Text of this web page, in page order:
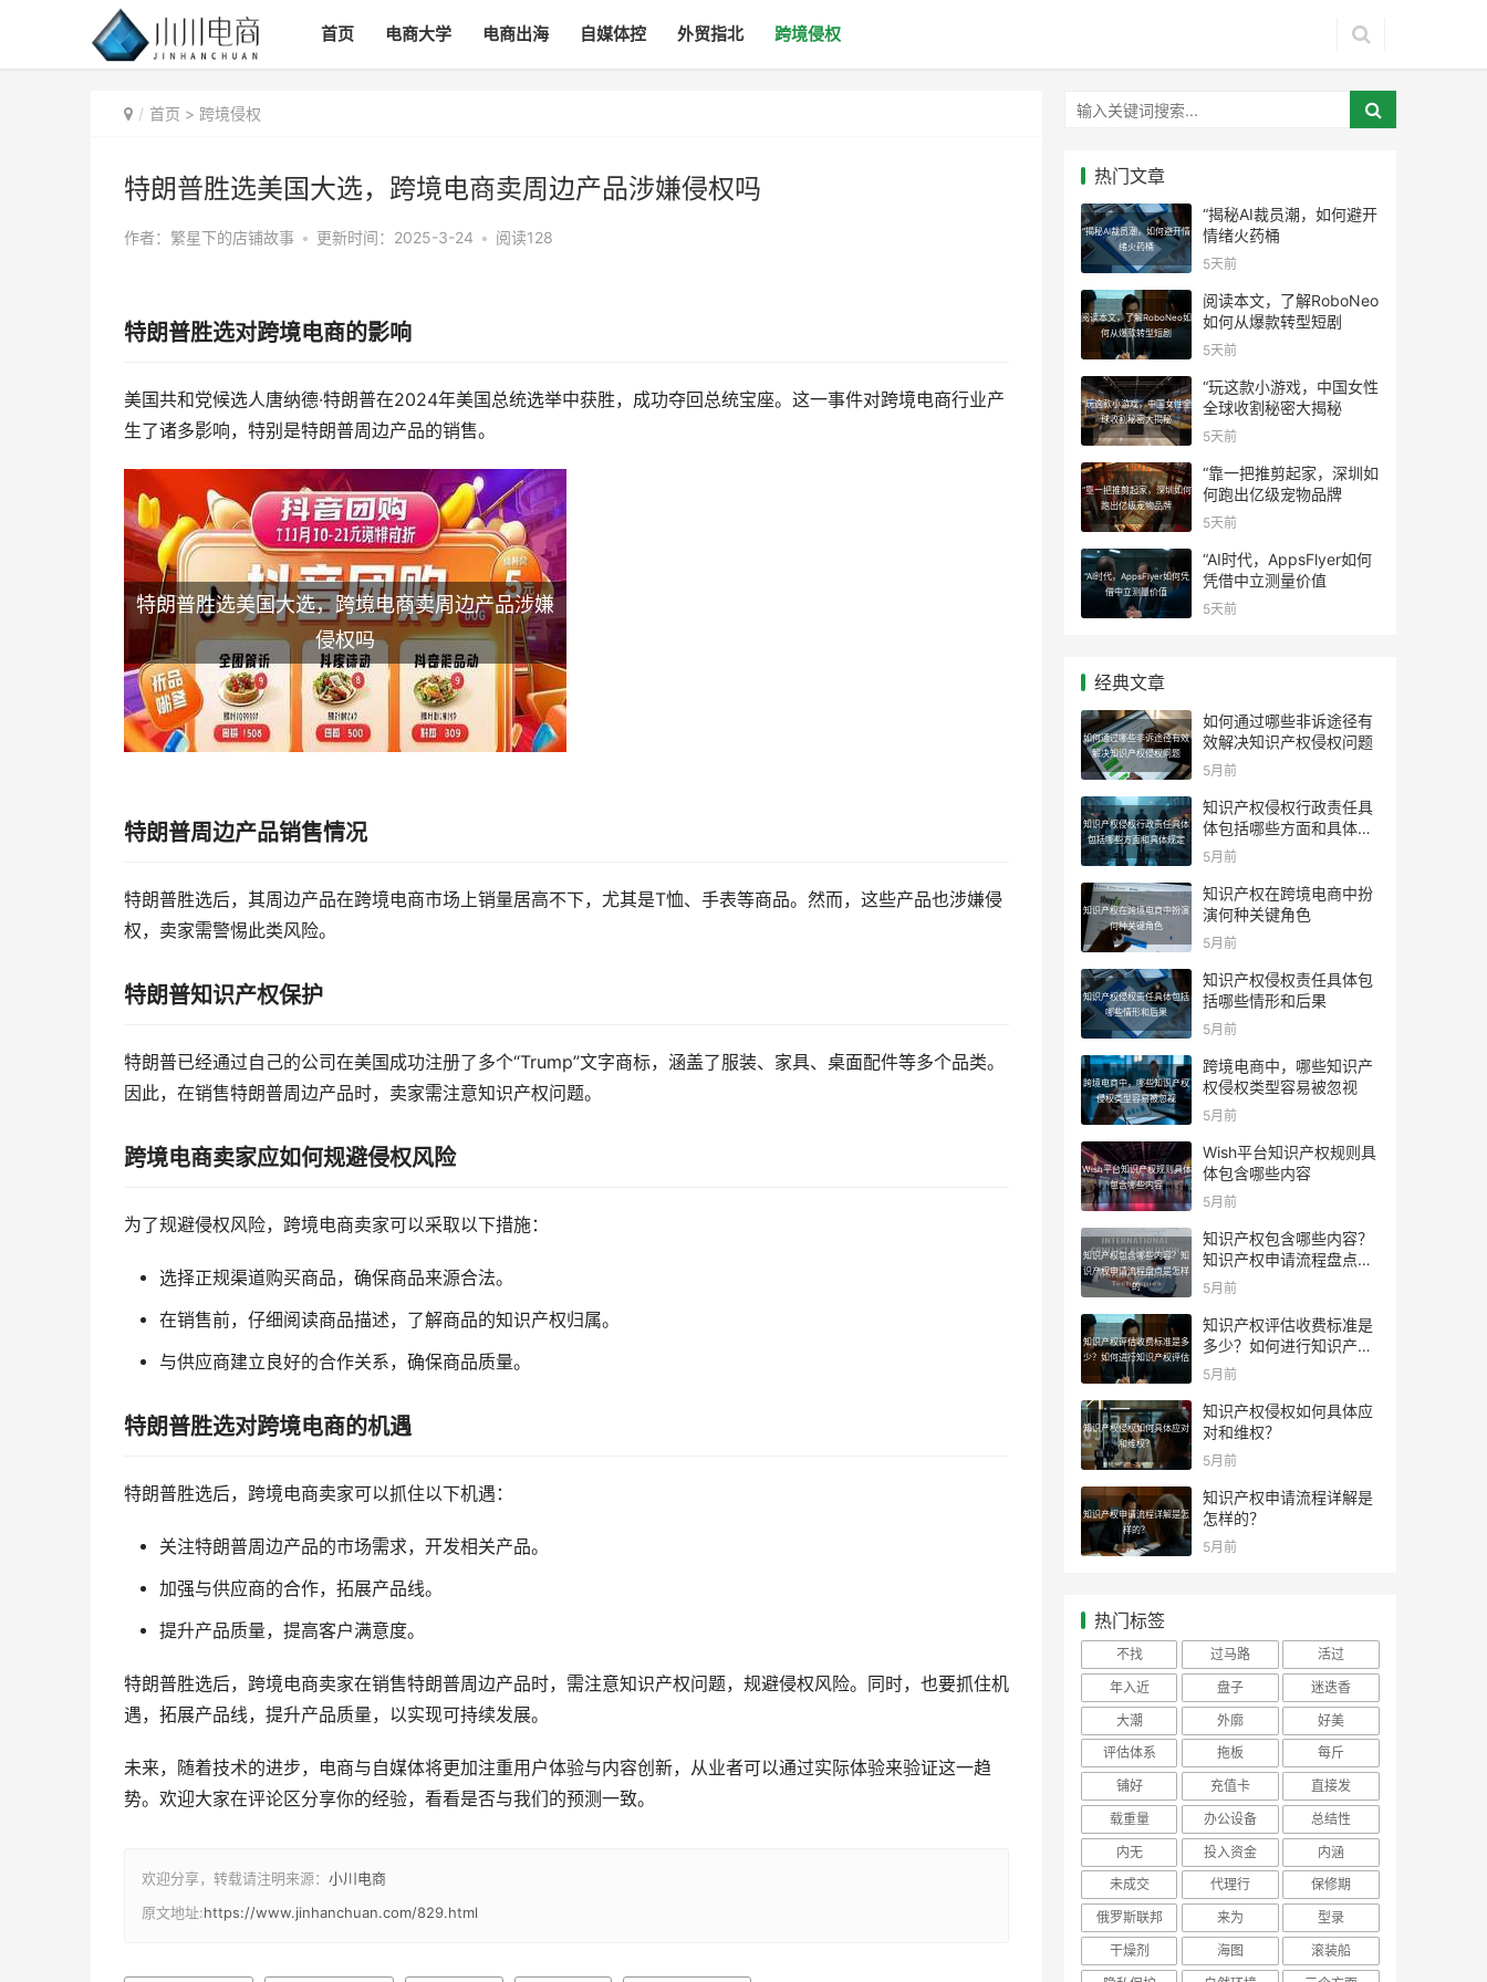
首页 电商大学 电商出海 自媒体控 外贸指北 跨境侵权
首页 > 跨境侵权
特朗普胜选美国大选，跨境电商卖周边产品涉嫌侵权吗
作者：繁星下的店铺故事 • 更新时间：2025-3-24 • 阅读128
特朗普胜选对跨境电商的影响
美国共和党候选人唐纳德·特朗普在2024年美国总统选举中获胜，成功夺回总统宝座。这一事件对跨境电商行业产
生了诸多影响，特别是特朗普周边产品的销售。
特朗普胜选美国大选，跨境电商卖周边产品涉嫌
侵权吗
特朗普周边产品销售情况
特朗普胜选后，其周边产品在跨境电商市场上销量居高不下，尤其是T恤、手表等商品。然而，这些产品也涉嫌侵
权，卖家需警惕此类风险。
特朗普知识产权保护
特朗普已经通过自己的公司在美国成功注册了多个“Trump”文字商标，涵盖了服装、家具、桌面配件等多个品类。
因此，在销售特朗普周边产品时，卖家需注意知识产权问题。
跨境电商卖家应如何规避侵权风险
为了规避侵权风险，跨境电商卖家可以采取以下措施：
选择正规渠道购买商品，确保商品来源合法。
在销售前，仔细阅读商品描述，了解商品的知识产权归属。
与供应商建立良好的合作关系，确保商品质量。
特朗普胜选对跨境电商的机遇
特朗普胜选后，跨境电商卖家可以抓住以下机遇：
关注特朗普周边产品的市场需求，开发相关产品。
加强与供应商的合作，拓展产品线。
提升产品质量，提高客户满意度。
特朗普胜选后，跨境电商卖家在销售特朗普周边产品时，需注意知识产权问题，规避侵权风险。同时，也要抓住机
遇，拓展产品线，提升产品质量，以实现可持续发展。
未来，随着技术的进步，电商与自媒体将更加注重用户体验与内容创新，从业者可以通过实际体验来验证这一趋
势。欢迎大家在评论区分享你的经验，看看是否与我们的预测一致。
欢迎分享，转载请注明来源： 小川电商
原文地址:https://www.jinhanchuan.com/829.html
热门文章
“揭秘AI裁员潮，如何避开情
绪火药桶
“揭秘AI裁员潮，如何避开
情绪火药桶
5天前
阅读本文，了解RoboNeo如
何从爆款转型短剧
阅读本文，了解RoboNeo
如何从爆款转型短剧
5天前
“玩这款小游戏，中国女性全
球收割秘密大揭秘
“玩这款小游戏，中国女性
全球收割秘密大揭秘
5天前
“靠一把推剪起家，深圳如何
跑出亿级宠物品牌
“靠一把推剪起家，深圳如
何跑出亿级宠物品牌
5天前
“AI时代，AppsFlyer如何凭
借中立测量价值
“AI时代，AppsFlyer如何
凭借中立测量价值
5天前
经典文章
如何通过哪些非诉途径有效
解决知识产权侵权问题
如何通过哪些非诉途径有
效解决知识产权侵权问题
5月前
知识产权侵权行政责任具体
包括哪些方面和具体规定
知识产权侵权行政责任具
体包括哪些方面和具体规
定
5月前
知识产权在跨境电商中扮演
何种关键角色
知识产权在跨境电商中扮
演何种关键角色
5月前
知识产权侵权责任具体包括
哪些情形和后果
知识产权侵权责任具体包
括哪些情形和后果
5月前
跨境电商中，哪些知识产权
侵权类型容易被忽视
跨境电商中，哪些知识产
权侵权类型容易被忽视
5月前
Wish平台知识产权规则具体
包含哪些内容
Wish平台知识产权规则具
体包含哪些内容
5月前
知识产权包含哪些内容？知
识产权申请流程盘点是怎样
的
知识产权包含哪些内容？
知识产权申请流程盘点是
怎样的
5月前
知识产权评估收费标准是多
少？如何进行知识产权评估
知识产权评估收费标准是
多少？如何进行知识产权
评估
5月前
知识产权侵权如何具体应对
和维权？
知识产权侵权如何具体应
对和维权？
5月前
知识产权申请流程详解是怎
样的？
知识产权申请流程详解是
怎样的？
5月前
热门标签
不找 过马路
活过
年入近
盘子
迷迭香
大潮
外廓
好美
评估体系
拖板
每斤
铺好
充值卡
直接发
载重量
办公设备
总结性
内无
投入资金
内涵
未成交
代理行
保修期
俄罗斯联邦
来为
型录
干燥剂
海图
滚装船